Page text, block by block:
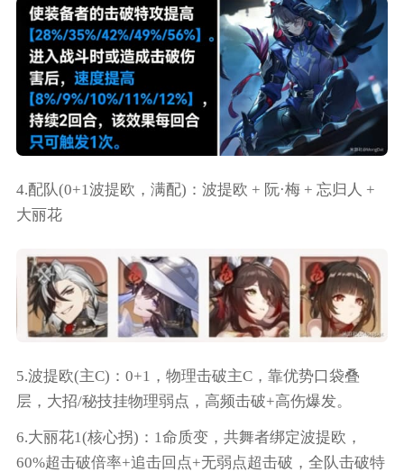
4.配队(0+1波提欧，满配)：波提欧 + 阮·梅 + 忘归人 +
大丽花
5.波提欧(主C)：0+1，物理击破主C，靠优势口袋叠
层，大招/秘技挂物理弱点，高频击破+高伤爆发。
6.大丽花1(核心拐)：1命质变，共舞者绑定波提欧，
60%超击破倍率+追击回点+无弱点超击破，全队击破特